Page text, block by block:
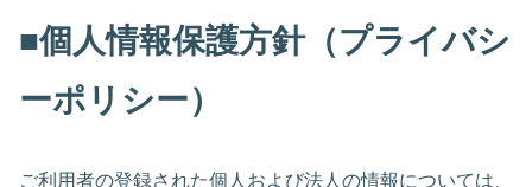
■個人情報保護方針（プライバシ
ーポリシー）
ご利用者の登録された個人および法人の情報については、